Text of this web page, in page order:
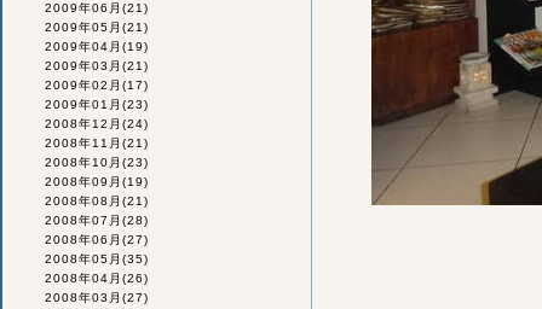
2009年06月 (21)
2009年05月 (21)
2009年04月 (19)
2009年03月 (21)
2009年02月 (17)
2009年01月 (23)
2008年12月 (24)
2008年11月 (21)
2008年10月 (23)
2008年09月 (19)
2008年08月 (21)
2008年07月 (28)
2008年06月 (27)
2008年05月 (35)
2008年04月 (26)
2008年03月 (27)